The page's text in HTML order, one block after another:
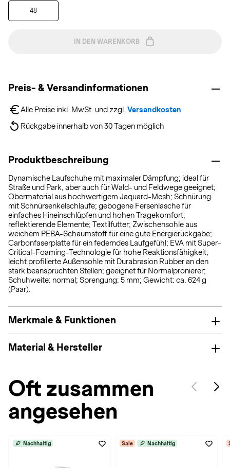
48
IN DEN WARENKORB
Preis- & Versandinformationen
Alle Preise inkl. MwSt. und zzgl. Versandkosten
Rückgabe innerhalb von 30 Tagen möglich
Produktbeschreibung
Dynamische Laufschuhe mit maximaler Dämpfung; ideal für
Straße und Park, aber auch für Wald- und Feldwege geeignet;
Obermaterial aus hochwertigem Jaquard-Mesh; Schnürung
mit Schnürsenkelschlaufe; gebogene Fersenlasche für
einfaches Hineinschlüpfen und hohen Tragekomfort;
reflektierende Elemente; Textilfutter; Zwischensohle aus
weichem PEBA-Schaumstoff für eine gute Energierückgabe;
Carbonfaserplatte für ein federndes Laufgefühl; EVA mit Super-
Critical-Foaming-Technologie für hohe Reaktionsfähigkeit;
leicht profilierte Außensohle mit Durabrasion Rubber an den
stark beanspruchten Stellen; geeignet für Normalpronierer;
Schuhweite: normal; Sprengung: 5 mm; Gewicht: ca. 624 g
(Paar).
Merkmale & Funktionen
Material & Hersteller
Oft zusammen
angesehen
Nachhaltig Sale Nachhaltig